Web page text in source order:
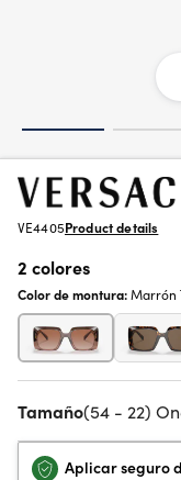
VE4405Product details
2 colores
Color de montura:Marrón
Tamaño(54 - 22)
Aplicar seguro